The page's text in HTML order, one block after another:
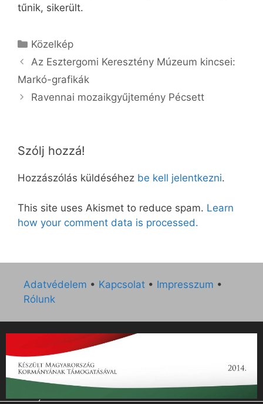
tűnik, sikerült.
Kategória
Közelkép
Az Esztergomi Keresztény Múzeum kincsei:
Markó-grafikák
Ravennai mozaikgyűjtemény Pécsett
Szólj hozzá!
Hozzászólás küldéséhez be kell jelentkezni.
This site uses Akismet to reduce spam. Learn
how your comment data is processed.
Adatvédelem • Kapcsolat • Impresszum •
Rólunk